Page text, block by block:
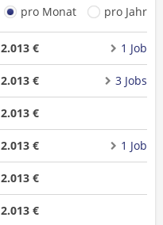
pro Monat pro Jahr
2.013 € 1 Job
2.013 € 3 Jobs
2.013 €
2.013 € 1 Job
2.013 €
2.013 €